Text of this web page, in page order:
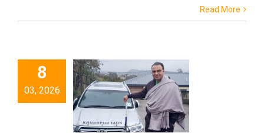
Read More
8
03, 2026